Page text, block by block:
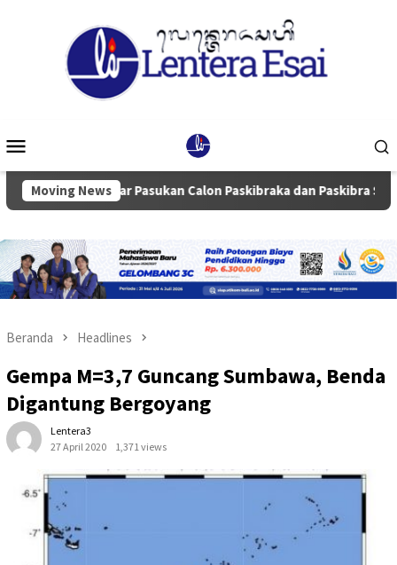
Mobile
Moving News
Gelar Pasukan Calon Paskibraka dan Paskibra Se-
Beranda Headlines
Gempa M=3,7 Guncang Sumbawa, Benda
Digantung Bergoyang
Lentera3
27 April 2020
1,371 views